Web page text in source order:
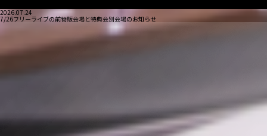
2026.07.24
7/26フリーライブの前物販会場と特典会別会場のお知らせ